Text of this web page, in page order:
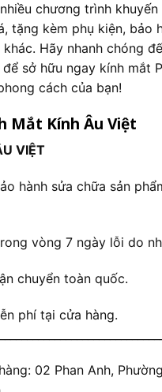
chương trình khuyến
tặng kèm phụ kiện, bảo
khác. Hãy nhanh chóng
sở hữu ngay kính mắt
cách của bạn!
Mắt Kính Âu Việt
VIỆT
hành sửa chữa sản
vòng 7 ngày lỗi do
chuyển toàn quốc.
phí tại cửa hàng.
02 Phan Anh,